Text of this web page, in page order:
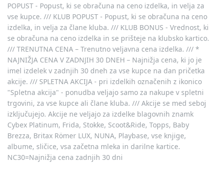
POPUST - Popust, ki se obračuna na ceno izdelka, in velja za
vse kupce. /// KLUB POPUST - Popust, ki se obračuna na ceno
izdelka, in velja za člane kluba. /// KLUB BONUS - Vrednost, ki
se obračuna na ceno izdelka in se prišteje na klubsko kartico.
/// TRENUTNA CENA – Trenutno veljavna cena izdelka. /// *
NAJNIŽJA CENA V ZADNJIH 30 DNEH – Najnižja cena, ki jo je
imel izdelek v zadnjih 30 dneh za vse kupce na dan pričetka
akcije. /// SPLETNA AKCIJA - pri izdelkih označenih z ikonico
"Spletna akcija" - ponudba veljajo samo za nakupe v spletni
trgovini, za vse kupce ali člane kluba. /// Akcije se med seboj
izključujejo. Akcije ne veljajo za izdelke blagovnih znamk
Cybex Platinum, Frida, Stokke, Scoot&Ride, Topps, Baby
Brezza, Britax Römer LUX, NUNA, Playbase, vse knjige,
albume, sličice, vsa začetna mleka in darilne kartice.
NC30=Najnižja cena zadnjih 30 dni